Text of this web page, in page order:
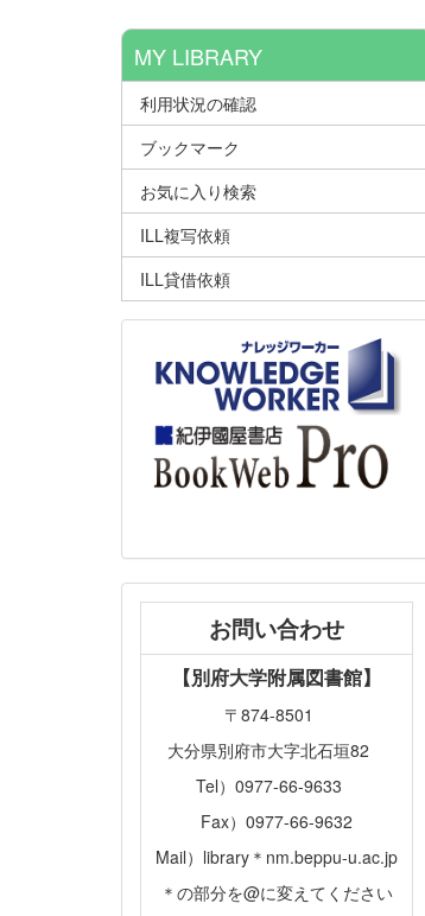
MY LIBRARY
利用状況の確認
ブックマーク
お気に入り検索
ILL複写依頼
ILL貸借依頼
お問い合わせ
【別府大学附属図書館】
〒874-8501
大分県別府市大字北石垣82
Tel）0977-66-9633
Fax）0977-66-9632
Mail）library＊nm.beppu-u.ac.jp
＊の部分を@に変えてください